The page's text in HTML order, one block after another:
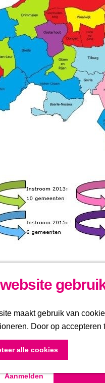
youtubeLinkedIn
de hoogte blijven? Meld je
voor onze nieuwsbrief
Aanmelden
maakt gebruik van
Door op
alle cookies